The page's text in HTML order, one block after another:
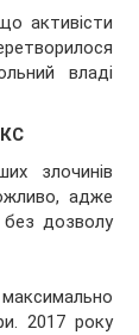
активісти
владі
злочинів
адже
без дозволу
2017 року